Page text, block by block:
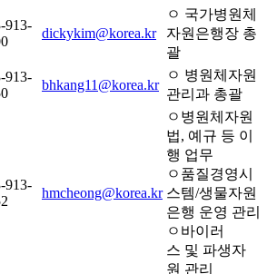
913-
dickykim@korea.kr
ㅇ 국가병원체
자원은행장 총
괄
913-
bhkang11@korea.kr
ㅇ 병원체자원
관리과 총괄
913-
hmcheong@korea.kr
ㅇ병원체자원
법, 예규 등 이
행 업무
ㅇ품질경영시
스템/생물자원
은행 운영 관리
ㅇ바이러
스 및 파생자
원 관리